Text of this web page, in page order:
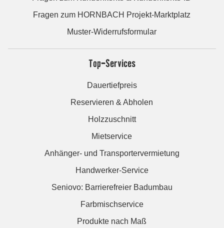
Fragen zum HORNBACH Projekt-Marktplatz
Muster-Widerrufsformular
Top-Services
Dauertiefpreis
Reservieren & Abholen
Holzzuschnitt
Mietservice
Anhänger- und Transportervermietung
Handwerker-Service
Seniovo: Barrierefreier Badumbau
Farbmischservice
Produkte nach Maß